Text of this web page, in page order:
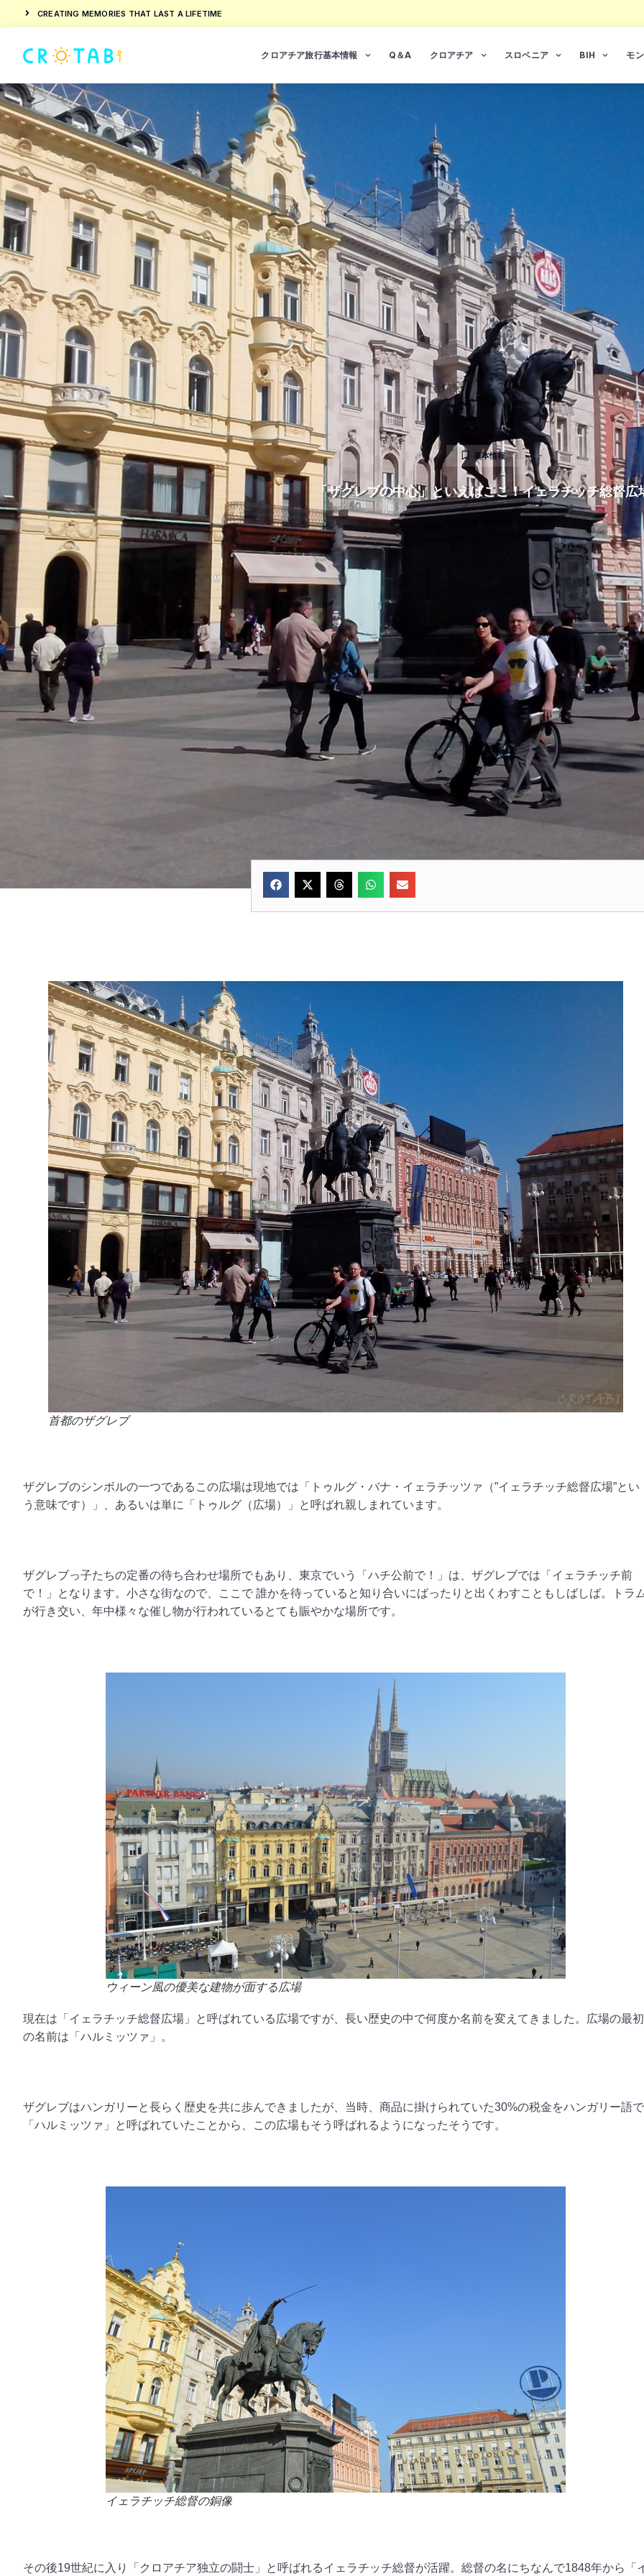
CREATING MEMORIES THAT LAST A LIFETIME
クロアチア旅行基本情報 Q＆A クロアチア スロベニア BIH モ
基本情報
「ザグレブの中心」といえばここ！イェラチッチ総督広
首都のザグレブ
ザグレブのシンボルの一つであるこの広場は現地では「トゥルグ・バナ・イェラチッツァ（”イェラチッチ総督広場”とい
う意味です）」、あるいは単に「トゥルグ（広場）」と呼ばれ親しまれています。
ザグレブっ子たちの定番の待ち合わせ場所でもあり、東京でいう「ハチ公前で！」は、ザグレブでは「イェラチッチ前
で！」となります。小さな街なので、ここで 誰かを待っていると知り合いにばったりと出くわすこともしばしば。トラ
が行き交い、年中様々な催し物が行われているとても賑やかな場所です。
ウィーン風の優美な建物が面する広場
現在は「イェラチッチ総督広場」と呼ばれている広場ですが、長い歴史の中で何度か名前を変えてきました。広場の最初
の名前は「ハルミッツァ」。
ザグレブはハンガリーと長らく歴史を共に歩んできましたが、当時、商品に掛けられていた30%の税金をハンガリー語で
「ハルミッツァ」と呼ばれていたことから、この広場もそう呼ばれるようになったそうです。
イェラチッチ総督の銅像
その後19世紀に入り「クロアチア独立の闘士」と呼ばれるイェラチッチ総督が活躍。総督の名にちなんで1848年から「